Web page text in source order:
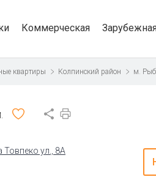
Коммерческая
квартиры Колпинский район м.
Товпеко ул., 8А